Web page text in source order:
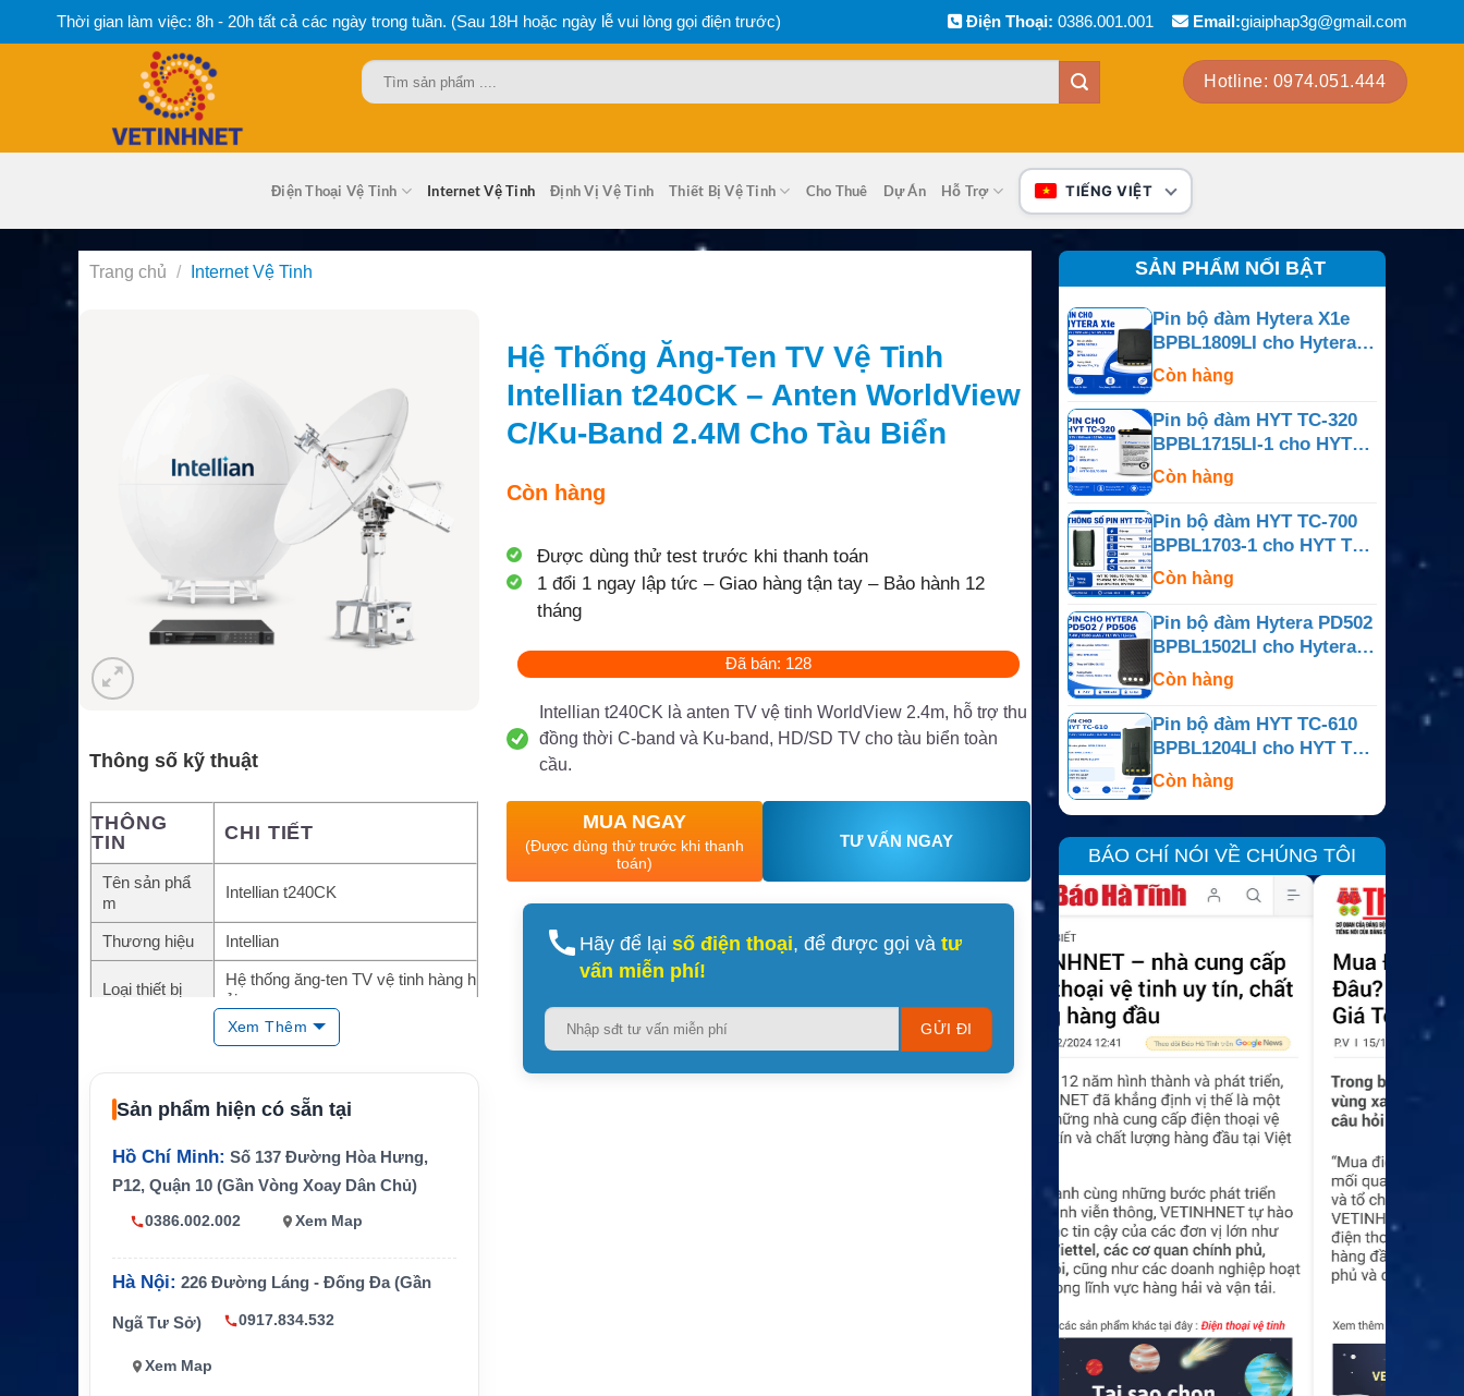
Thời gian làm việc: 8h - 20h tất cả các ngày trong tuần. (Sau 18H hoặc ngày lễ vui lòng gọi điện trước) Điện Thoại: 0386.001.001 Email:giaiphap3g@gmail.com
Tìm
kiếm:
Hotline: 0974.051.444
Điện Thoại Vệ Tinh Internet Vệ Tinh Định Vị Vệ Tinh Thiết Bị Vệ Tinh Cho Thuê Dự Án Hỗ Trợ TIẾNG VIỆT
Trang chủ / Internet Vệ Tinh
Thông số kỹ thuật
THÔNG
TIN
CHI TIẾT
Tên sản phẩ
m
Intellian t240CK
Thương hiệu Intellian
Loại thiết bị
Hệ thống ăng-ten TV vệ tinh hàng h
ải
WorldView Antennas
Reflector 2.4m
Dịch vụ hỗ trợ TV vệ tinh HD và SD
Tính năng chí
Thành phần n
ổi bật
WorldView LNB multi-band, multi-p
olarization
Ứng dụng
Xem Thêm
Sản phẩm hiện có sẵn tại
Hồ Chí Minh: Số 137 Đường Hòa Hưng,
P12, Quận 10 (Gần Vòng Xoay Dân Chủ)
0386.002.002 Xem Map
Hà Nội: 226 Đường Láng - Đống Đa (Gần
Ngã Tư Sở) 0917.834.532
Xem Map
Hệ Thống Ăng-Ten TV Vệ Tinh
Intellian t240CK – Anten WorldView
C/Ku-Band 2.4M Cho Tàu Biển
Còn hàng
Được dùng thử test trước khi thanh toán
1 đổi 1 ngay lập tức – Giao hàng tận tay – Bảo hành 12
tháng
Đã bán: 128
Intellian t240CK là anten TV vệ tinh WorldView 2.4m, hỗ trợ thu
đồng thời C-band và Ku-band, HD/SD TV cho tàu biển toàn
cầu.
MUA NGAY
(Được dùng thử trước khi thanh
toán)
TƯ VẤN NGAY
Hãy để lại số điện thoại, để được gọi và tư
vấn miễn phí!
Please
this
SẢN PHẨM NỔI BẬT
Pin bộ đàm Hytera X1e
BPBL1809LI cho Hytera
X1e
Còn hàng
Pin bộ đàm HYT TC-320
BPBL1715LI-1 cho HYT
TC-320
Còn hàng
Pin bộ đàm HYT TC-700
BPBL1703-1 cho HYT TC-
700
Còn hàng
Pin bộ đàm Hytera PD502
BPBL1502LI cho Hytera
PD502 / PD506
Còn hàng
Pin bộ đàm HYT TC-610
BPBL1204LI cho HYT TC-
610
Còn hàng
BÁO CHÍ NÓI VỀ CHÚNG TÔI